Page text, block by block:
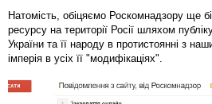
Натомість, обіцяємо Роскомнадзору ще
ресурсу на території Росії шляхом
України та її народу в протистоянні з
імперія в усіх її "модифікаціях".